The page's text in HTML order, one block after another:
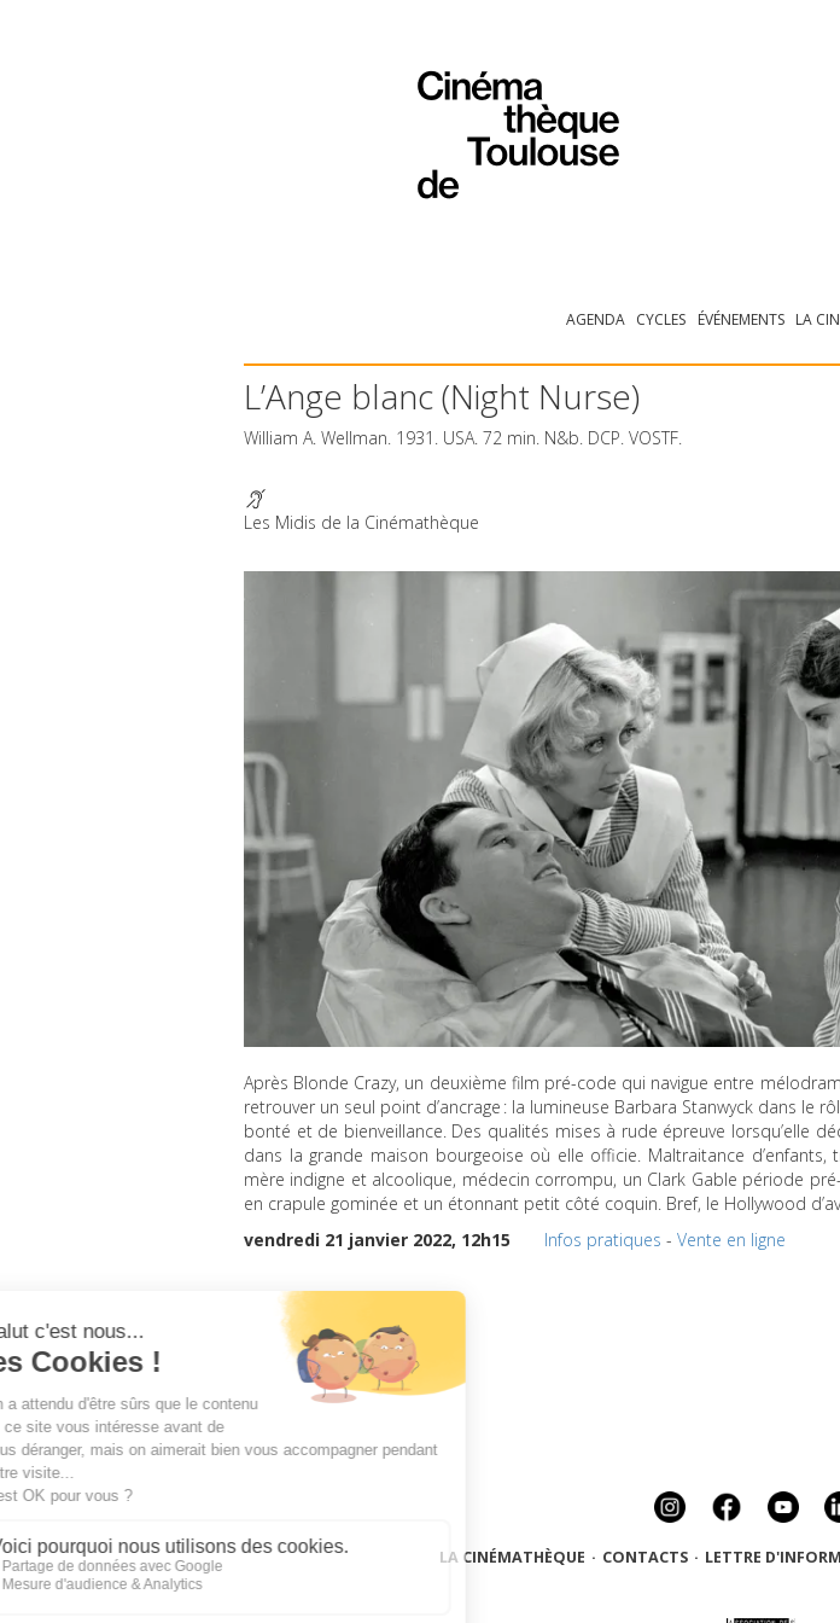
AGENDA CYCLES ÉVÉNEMENTS LA
L’Ange blanc (Night Nurse)
William A. Wellman. 1931. USA. 72 min. N&b. DCP. VOSTF.
Les Midis de la Cinémathèque
Après Blonde Crazy, un deuxième film pré-code qui navigue entre
retrouver un seul point d’ancrage : la lumineuse Barbara Stanwyck dans le
bonté et de bienveillance. Des qualités mises à rude épreuve lorsqu’elle
dans la grande maison bourgeoise où elle officie. Maltraitance d’enfants,
mère indigne et alcoolique, médecin corrompu, un Clark Gable période
en crapule gominée et un étonnant petit côté coquin. Bref, le Hollywood
vendredi 21 janvier 2022, 12h15
Infos pratiques - Vente en ligne
LA CINÉMATHÈQUE · CONTACTS · LETTRE